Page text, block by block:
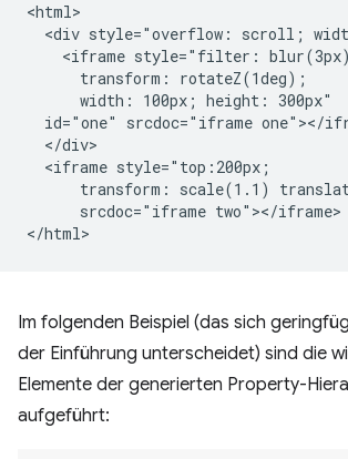
<html>
<div style="overflow: scroll;
<iframe style="filter:
      transform: rotateZ(1deg);
      width: 100px; height: 300px"
id="one" srcdoc="iframe one"></
  </div>
  <iframe style="top:200px;
transform: scale(1.1)
      srcdoc="iframe two"></iframe>
Im folgenden Beispiel (das sich
der Einführung unterscheidet) sind die
Elemente der generierten Property-
aufgeführt: